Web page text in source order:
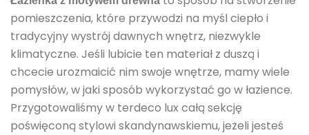
pomieszczenia, które przywodzi na myśl ciepło i
tradycyjny wystrój dawnych wnętrz, niezwykle
klimatyczne. Jeśli lubicie ten materiał z duszą i
chcecie urozmaicić nim swoje wnętrze, mamy wiele
pomysłów, w jaki sposób wykorzystać go w łazience.
Przygotowaliśmy w terdeco lux całą sekcję
poświęconą stylowi skandynawskiemu, jeżeli jesteś